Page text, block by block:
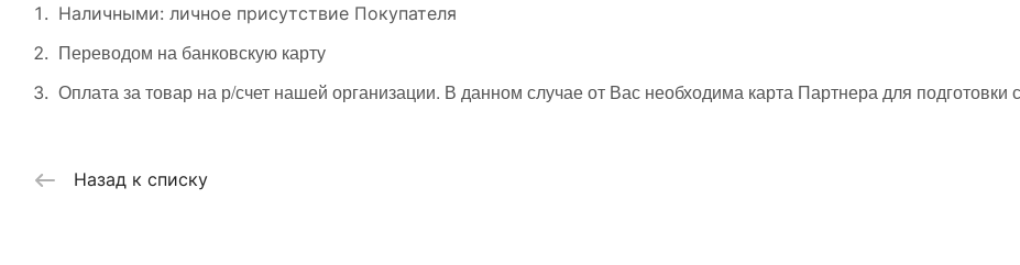
Наличными: личное присутствие Покупателя
Переводом на банковскую карту
Оплата за товар на р/счет нашей организации. В данном случае от Вас необходима карта Партнера для подготовки
Назад к списку